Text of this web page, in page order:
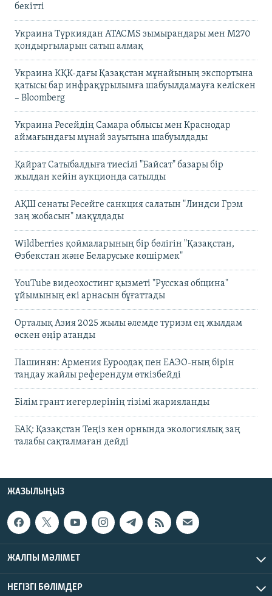
бекітті
Украина Түркиядан ATACMS зымырандары мен M270
қондырғыларын сатып алмақ
Украина КҚК-дағы Қазақстан мұнайының экспортына
қатысы бар инфрақұрылымға шабуылдамауға келіскен
– Bloomberg
Украина Ресейдің Самара облысы мен Краснодар
аймағындағы мұнай зауытына шабуылдады
Қайрат Сатыбалдыға тиесілі "Байсат" базары бір
жылдан кейін аукционда сатылды
АҚШ сенаты Ресейге санкция салатын "Линдси Грэм
заң жобасын" мақұлдады
Wildberries қоймаларының бір бөлігін "Қазақстан,
Өзбекстан және Беларуське көшірмек"
YouTube видеохостинг қызметі "Русская община"
ұйымының екі арнасын бұғаттады
Орталық Азия 2025 жылы әлемде туризм ең жылдам
өскен өңір атанды
Пашинян: Армения Еуроодақ пен ЕАЭО-ның бірін
таңдау жайлы референдум өткізбейді
Білім грант иегерлерінің тізімі жарияланды
БАҚ: Қазақстан Теңіз кен орнында экологиялық заң
талабы сақталмаған дейді
ЖАЗЫЛЫҢЫЗ
ЖАЛПЫ МӘЛІМЕТ
НЕГІЗГІ БӨЛІМДЕР